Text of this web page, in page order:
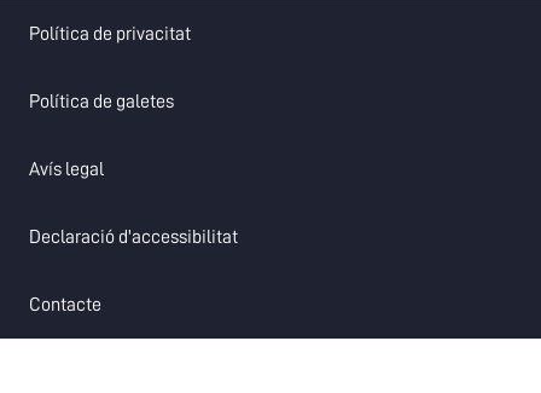
Política de privacitatopens in a new tab
Política de galetesopens in a new tab
Avís legal
Declaració d'accessibilitatopens in a new tab
Contacte